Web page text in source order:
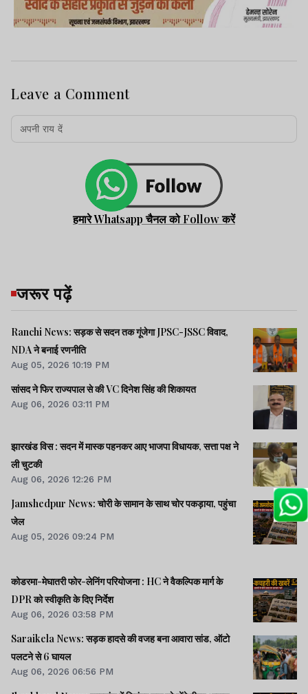
Leave a Comment
हमारे Whatsapp चैनल को Follow करें
जरूर पढ़ें
Ranchi News: सड़क से सदन तक गूंजेगा JPSC-JSSC विवाद,
NDA ने बनाई रणनीति
Aug 05, 2026 10:19 PM
सांसद ने फिर राज्यपाल से की VC दिनेश सिंह की शिकायत
Aug 06, 2026 03:11 PM
झारखंड विस : सदन में मास्क पहनकर आए भाजपा विधायक, सत्ता पक्ष ने
ली चुटकी
Aug 06, 2026 12:26 PM
Jamshedpur News: चोरी के सामान के साथ चोर पकड़ाया, पहुंचा
जेल
Aug 05, 2026 09:24 PM
कोडरमा-मेघातरी फोर-लेनिंग परियोजना : HC ने वैकल्पिक मार्ग के
DPR को स्वीकृति के दिए निर्देश
Aug 06, 2026 03:58 PM
Saraikela News: सड़क हादसे की वजह बना आवारा सांड, ऑटो
पलटने से 6 घायल
Aug 06, 2026 06:56 PM